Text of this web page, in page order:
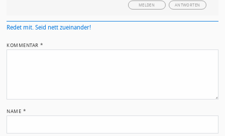
ANTWORTEN
MELDEN
Redet mit. Seid nett zueinander!
KOMMENTAR*
NAME *